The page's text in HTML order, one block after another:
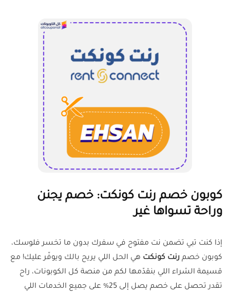
كوبون خصم رنت كونكت: خصم يجنن
وراحة تسواها غير
إذا كنت تبي تضمن نت مفتوح في سفرك بدون ما تخسر فلوسك،
كوبون خصم رنت كونكت هي الحل اللي يريح بالك ويوفّر عليك! مع
قسيمة الشراء اللي بنقدّمها لكم من منصة كل الكوبونات، راح
تقدر تحصل على خصم يصل إلى 25% على جميع الخدمات اللي